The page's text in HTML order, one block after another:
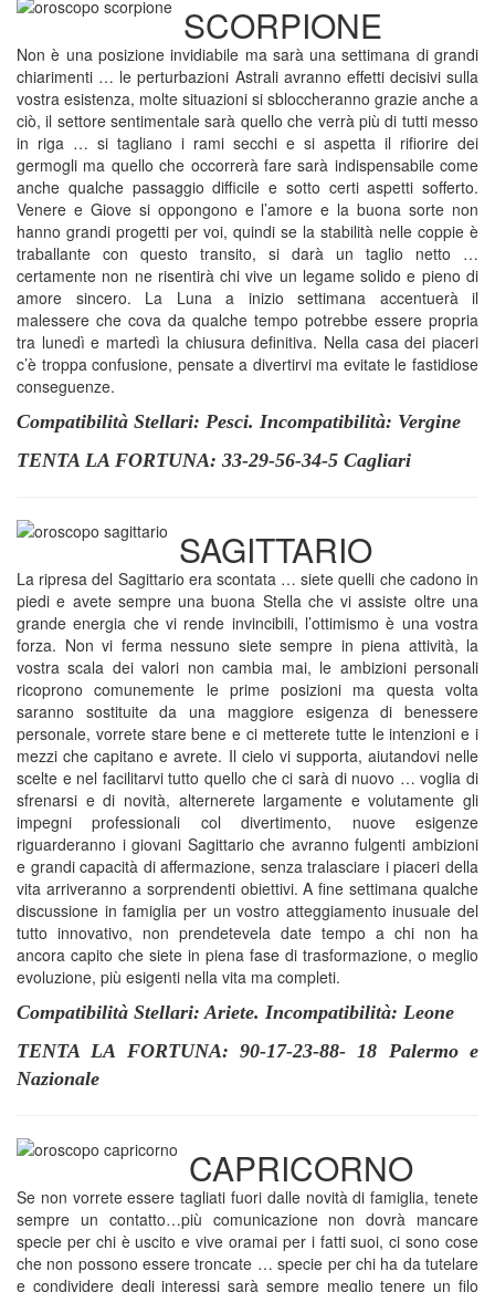
SCORPIONE
Non è una posizione invidiabile ma sarà una settimana di grandi
chiarimenti … le perturbazioni Astrali avranno effetti decisivi sulla
vostra esistenza, molte situazioni si sbloccheranno grazie anche a
ciò, il settore sentimentale sarà quello che verrà più di tutti messo
in riga … si tagliano i rami secchi e si aspetta il rifiorire dei
germogli ma quello che occorrerà fare sarà indispensabile come
anche qualche passaggio difficile e sotto certi aspetti sofferto.
Venere e Giove si oppongono e l’amore e la buona sorte non
hanno grandi progetti per voi, quindi se la stabilità nelle coppie è
traballante con questo transito, si darà un taglio netto …
certamente non ne risentirà chi vive un legame solido e pieno di
amore sincero. La Luna a inizio settimana accentuerà il
malessere che cova da qualche tempo potrebbe essere propria
tra lunedì e martedì la chiusura definitiva. Nella casa dei piaceri
c’è troppa confusione, pensate a divertirvi ma evitate le fastidiose
conseguenze.
Compatibilità Stellari: Pesci. Incompatibilità: Vergine
TENTA LA FORTUNA: 33-29-56-34-5 Cagliari
SAGITTARIO
La ripresa del Sagittario era scontata … siete quelli che cadono in
piedi e avete sempre una buona Stella che vi assiste oltre una
grande energia che vi rende invincibili, l’ottimismo è una vostra
forza. Non vi ferma nessuno siete sempre in piena attività, la
vostra scala dei valori non cambia mai, le ambizioni personali
ricoprono comunemente le prime posizioni ma questa volta
saranno sostituite da una maggiore esigenza di benessere
personale, vorrete stare bene e ci metterete tutte le intenzioni e i
mezzi che capitano e avrete. Il cielo vi supporta, aiutandovi nelle
scelte e nel facilitarvi tutto quello che ci sarà di nuovo … voglia di
sfrenarsi e di novità, alternerete largamente e volutamente gli
impegni professionali col divertimento, nuove esigenze
riguarderanno i giovani Sagittario che avranno fulgenti ambizioni
e grandi capacità di affermazione, senza tralasciare i piaceri della
vita arriveranno a sorprendenti obiettivi. A fine settimana qualche
discussione in famiglia per un vostro atteggiamento inusuale del
tutto innovativo, non prendetevela date tempo a chi non ha
ancora capito che siete in piena fase di trasformazione, o meglio
evoluzione, più esigenti nella vita ma completi.
Compatibilità Stellari: Ariete. Incompatibilità: Leone
TENTA LA FORTUNA: 90-17-23-88- 18 Palermo e
Nazionale
CAPRICORNO
Se non vorrete essere tagliati fuori dalle novità di famiglia, tenete
sempre un contatto…più comunicazione non dovrà mancare
specie per chi è uscito e vive oramai per i fatti suoi, ci sono cose
che non possono essere troncate … specie per chi ha da tutelare
e condividere degli interessi sarà sempre meglio tenere un filo